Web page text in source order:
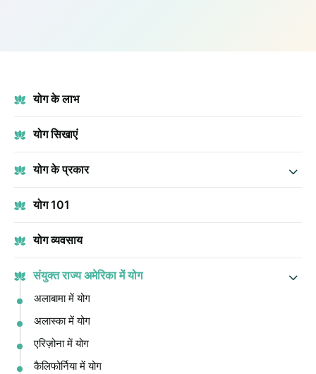
योग के लाभ
योग सिखाएं
योग के प्रकार
योग 101
योग व्यवसाय
संयुक्त राज्य अमेरिका में योग
अलाबामा में योग
अलास्का में योग
एरिज़ोना में योग
कैलिफोर्निया में योग